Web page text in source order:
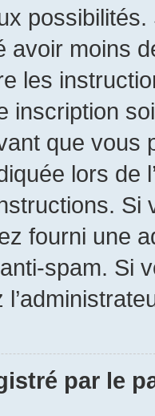
avoir moins
les
inscription
que
lors de
Si
fourni une
spam. Si
par le